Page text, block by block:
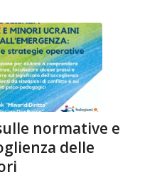
normative e
delle